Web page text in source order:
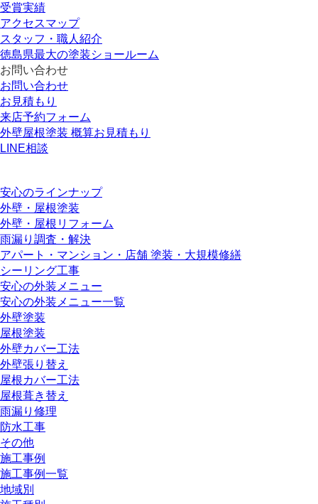
受賞実績
アクセスマップ
スタッフ・職人紹介
徳島県最大の塗装ショールーム
お問い合わせ
お問い合わせ
お見積もり
来店予約フォーム
外壁屋根塗装 概算お見積もり
LINE相談
安心のラインナップ
外壁・屋根塗装
外壁・屋根リフォーム
雨漏り調査・解決
アパート・マンション・店舗 塗装・大規模修繕
シーリング工事
安心の外装メニュー
安心の外装メニュー一覧
外壁塗装
屋根塗装
外壁カバー工法
外壁張り替え
屋根カバー工法
屋根葺き替え
雨漏り修理
防水工事
その他
施工事例
施工事例一覧
地域別